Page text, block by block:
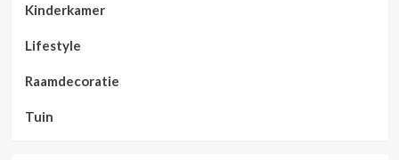
Kinderkamer
Lifestyle
Raamdecoratie
Tuin